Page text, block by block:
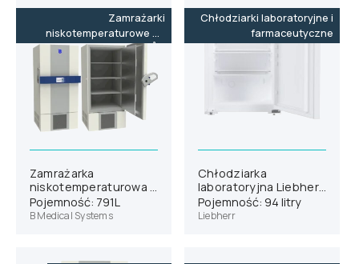
Zamrażarki
niskotemperaturowe do
-86˚C
Zamrażarka
niskotemperaturowa B
Medical Systems U701
Pojemność: 791L
B Medical Systems
Chłodziarki laboratoryjne i
farmaceutyczne
Chłodziarka
laboratoryjna Liebherr
SRCse 801
Pojemność: 94 litry
Liebherr